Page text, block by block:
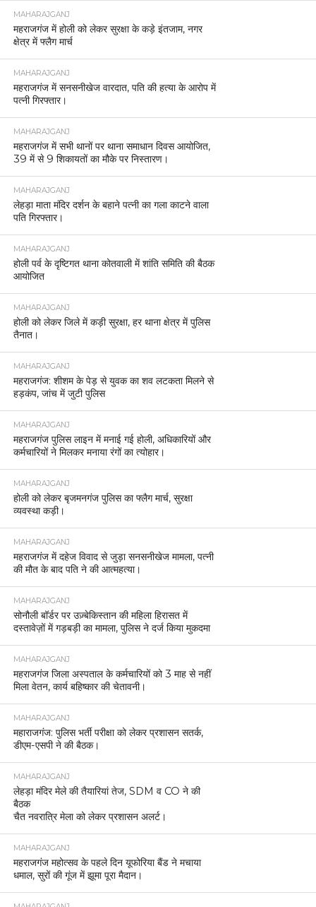
MAHARAJGANJ
महराजगंज में होली को लेकर सुरक्षा के कड़े इंतजाम, नगर
क्षेत्र में फ्लैग मार्च
MAHARAJGANJ
महराजगंज में सनसनीखेज वारदात, पति की हत्या के आरोप में
पत्नी गिरफ्तार।
MAHARAJGANJ
महराजगंज में सभी थानों पर थाना समाधान दिवस आयोजित,
39 में से 9 शिकायतों का मौके पर निस्तारण।
MAHARAJGANJ
लेहड़ा माता मंदिर दर्शन के बहाने पत्नी का गला काटने वाला
पति गिरफ्तार।
MAHARAJGANJ
होली पर्व के दृष्टिगत थाना कोतवाली में शांति समिति की बैठक
आयोजित
MAHARAJGANJ
होली को लेकर जिले में कड़ी सुरक्षा, हर थाना क्षेत्र में पुलिस
तैनात।
MAHARAJGANJ
महराजगंज: शीशम के पेड़ से युवक का शव लटकता मिलने से
हड़कंप, जांच में जुटी पुलिस
MAHARAJGANJ
महराजगंज पुलिस लाइन में मनाई गई होली, अधिकारियों और
कर्मचारियों ने मिलकर मनाया रंगों का त्योहार।
MAHARAJGANJ
होली को लेकर बृजमनगंज पुलिस का फ्लैग मार्च, सुरक्षा
व्यवस्था कड़ी।
MAHARAJGANJ
महराजगंज में दहेज विवाद से जुड़ा सनसनीखेज मामला, पत्नी
की मौत के बाद पति ने की आत्महत्या।
MAHARAJGANJ
सोनौली बॉर्डर पर उज़्बेकिस्तान की महिला हिरासत में
दस्तावेज़ों में गड़बड़ी का मामला, पुलिस ने दर्ज किया मुकदमा
MAHARAJGANJ
महराजगंज जिला अस्पताल के कर्मचारियों को 3 माह से नहीं
मिला वेतन, कार्य बहिष्कार की चेतावनी।
MAHARAJGANJ
महाराजगंज: पुलिस भर्ती परीक्षा को लेकर प्रशासन सतर्क,
डीएम-एसपी ने की बैठक।
MAHARAJGANJ
लेहड़ा मंदिर मेले की तैयारियां तेज, SDM व CO ने की
बैठक
चैत नवरात्रि मेला को लेकर प्रशासन अलर्ट।
MAHARAJGANJ
महराजगंज महोत्सव के पहले दिन यूफोरिया बैंड ने मचाया
धमाल, सुरों की गूंज में झूमा पूरा मैदान।